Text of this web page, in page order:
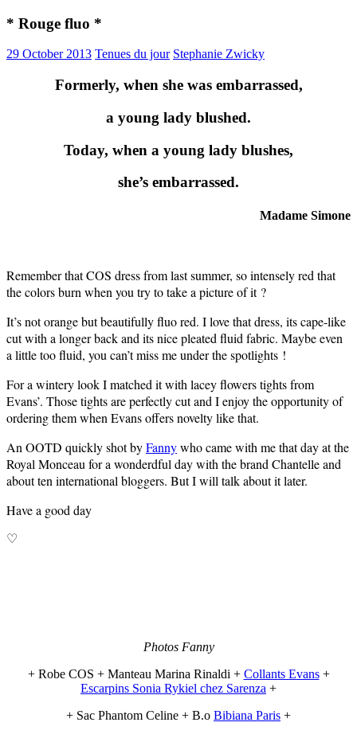
* Rouge fluo *
29 October 2013 Tenues du jour Stephanie Zwicky
Formerly, when she was embarrassed,
a young lady blushed.
Today, when a young lady blushes,
she’s embarrassed.
Madame Simone
Remember that COS dress from last summer, so intensely red that
the colors burn when you try to take a picture of it ?
It’s not orange but beautifully fluo red. I love that dress, its cape-like
cut with a longer back and its nice pleated fluid fabric. Maybe even
a little too fluid, you can’t miss me under the spotlights !
For a wintery look I matched it with lacey flowers tights from
Evans’. Those tights are perfectly cut and I enjoy the opportunity of
ordering them when Evans offers novelty like that.
An OOTD quickly shot byFannywho came with me that day at the
Royal Monceau for a wonderdful day with the brand Chantelle and
about ten international bloggers. But I will talk about it later.
Have a good day
♡
Photos Fanny
+ Robe COS + Manteau Marina Rinaldi + Collants Evans+
Escarpins Sonia Rykiel chez Sarenza +
+ Sac Phantom Celine + B.o Bibiana Paris +